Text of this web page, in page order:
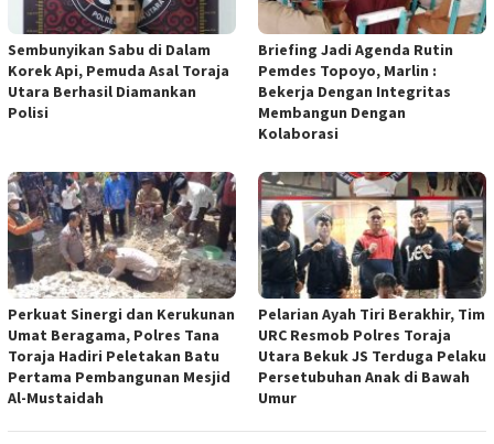
Sembunyikan Sabu di Dalam
Korek Api, Pemuda Asal Toraja
Utara Berhasil Diamankan
Polisi
Briefing Jadi Agenda Rutin
Pemdes Topoyo, Marlin :
Bekerja Dengan Integritas
Membangun Dengan
Kolaborasi
Perkuat Sinergi dan Kerukunan
Umat Beragama, Polres Tana
Toraja Hadiri Peletakan Batu
Pertama Pembangunan Mesjid
Al-Mustaidah
Pelarian Ayah Tiri Berakhir, Tim
URC Resmob Polres Toraja
Utara Bekuk JS Terduga Pelaku
Persetubuhan Anak di Bawah
Umur